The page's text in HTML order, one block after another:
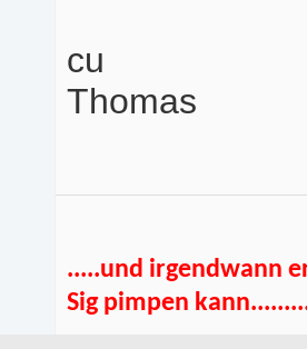
cu
Thomas
.....und irgendwann
Sig pimpen